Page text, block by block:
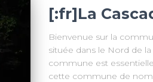
[:fr]La
Bienvenue sur la
située dans le Nord de la
commune est
cette commune de